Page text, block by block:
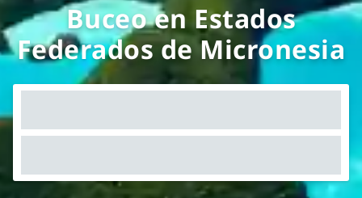
Buceo en Estados
Federados de Micronesia